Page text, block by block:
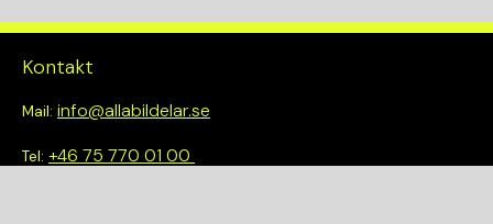
Kontakt
Mail: info@allabildelar.se
Tel: +46 75 770 01 00